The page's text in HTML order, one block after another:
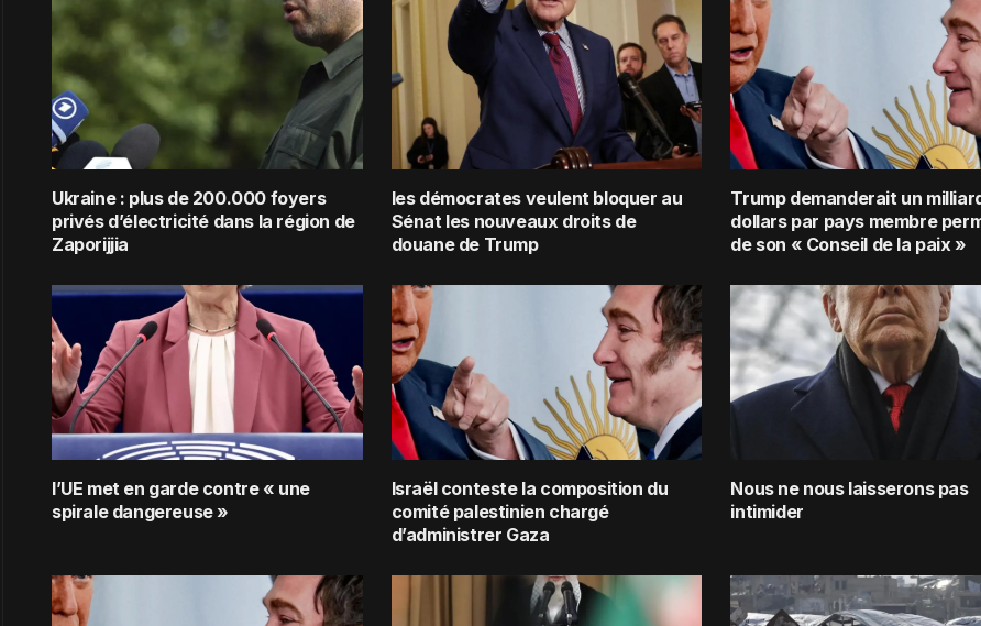
Ukraine : plus de 200.000 foyers
privés d’électricité dans la région de
Zaporijjia
les démocrates veulent bloquer au
Sénat les nouveaux droits de
douane de Trump
Trump demanderait un
dollars par pays membre
de son « Conseil de la paix »
l’UE met en garde contre « une
spirale dangereuse »
Israël conteste la composition du
comité palestinien chargé
d’administrer Gaza
Nous ne nous laisserons pas
intimider